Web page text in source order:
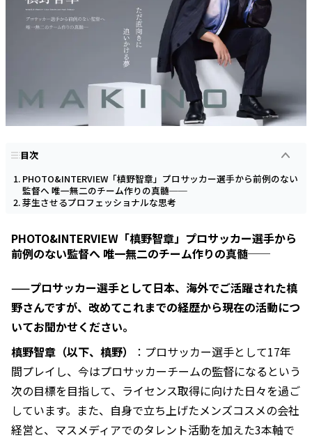
目次
PHOTO&INTERVIEW「槙野智章」プロサッカー選手から前例のない
監督へ 唯一無二のチーム作りの真髄──
芽生させるプロフェッショナルな思考
PHOTO&INTERVIEW「槙野智章」プロサッカー選手から
前例のない監督へ 唯一無二のチーム作りの真髄──
——プロサッカー選手として日本、海外でご活躍された槙
野さんですが、改めてこれまでの経歴から現在の活動につ
いてお聞かせください。
槙野智章（以下、槙野）
：プロサッカー選手として17年
間プレイし、今はプロサッカーチームの監督になるという
次の目標を目指して、ライセンス取得に向けた日々を過ご
しています。また、自身で立ち上げたメンズコスメの会社
経営と、マスメディアでのタレント活動を加えた3本軸で